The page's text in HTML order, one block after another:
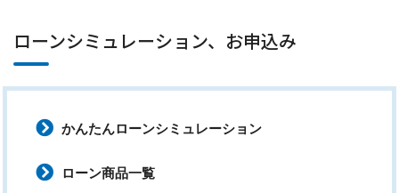
ローンシミュレーション、お申込み
かんたんローンシミュレーション
ローン商品一覧